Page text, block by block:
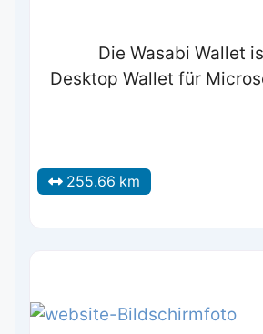
Die Wasabi Wallet
Desktop Wallet für
255.66 km